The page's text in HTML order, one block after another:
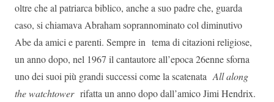
oltre che al patriarca biblico, anche a suo padre che, guarda
caso, si chiamava Abraham soprannominato col diminutivo
Abe da amici e parenti. Sempre in tema di citazioni religiose,
un anno dopo, nel 1967 il cantautore all’epoca 26enne sforna
uno dei suoi più grandi successi come la scatenata All along
the watchtowerrifatta un anno dopo dall’amico Jimi Hendrix.